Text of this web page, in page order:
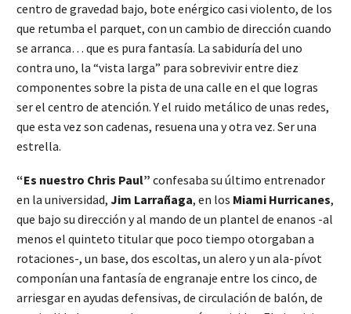
centro de gravedad bajo, bote enérgico casi violento, de los
que retumba el parquet, con un cambio de dirección cuando
se arranca… que es pura fantasía. La sabiduría del uno
contra uno, la “vista larga” para sobrevivir entre diez
componentes sobre la pista de una calle en el que logras
ser el centro de atención. Y el ruido metálico de unas redes,
que esta vez son cadenas, resuena una y otra vez. Ser una
estrella.
“Es nuestro Chris Paul” confesaba su último entrenador
en la universidad, Jim Larrañaga, en los Miami Hurricanes,
que bajo su dirección y al mando de un plantel de enanos -al
menos el quinteto titular que poco tiempo otorgaban a
rotaciones-, un base, dos escoltas, un alero y un ala-pívot
componían una fantasía de engranaje entre los cinco, de
arriesgar en ayudas defensivas, de circulación de balón, de